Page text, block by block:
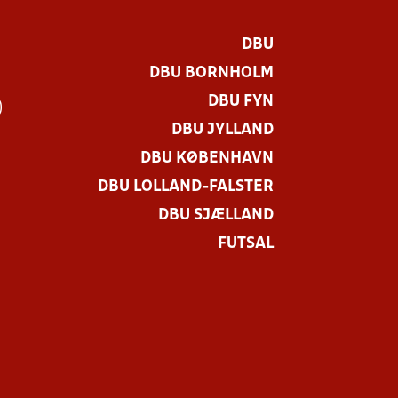
DBU
DBU BORNHOLM
DBU FYN
DBU JYLLAND
DBU KØBENHAVN
DBU LOLLAND-FALSTER
DBU SJÆLLAND
FUTSAL